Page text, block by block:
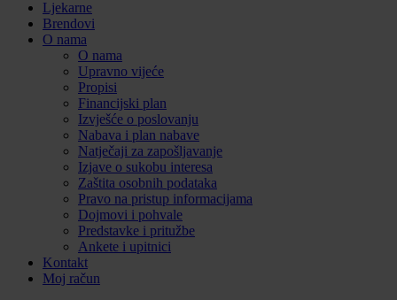
Ljekarne
Brendovi
O nama
O nama
Upravno vijeće
Propisi
Financijski plan
Izvješće o poslovanju
Nabava i plan nabave
Natječaji za zapošljavanje
Izjave o sukobu interesa
Zaštita osobnih podataka
Pravo na pristup informacijama
Dojmovi i pohvale
Predstavke i pritužbe
Ankete i upitnici
Kontakt
Moj račun